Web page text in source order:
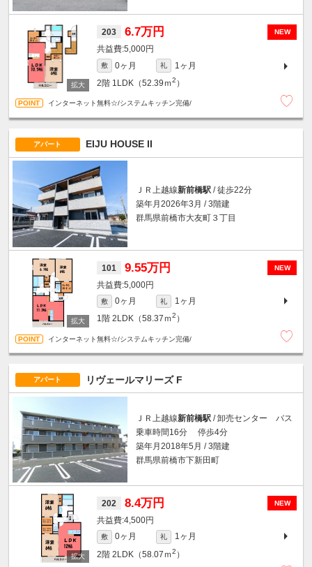
NEW
203 6.7万円
5,000円
敷 0ヶ月 礼
1ヶ月
2階 1LDK（52.39ｍ2 ）
インターネット無料☆/システムキッチン完備/
アパート EIJU HOUSE II
ＪＲ上越線新前橋駅 / 徒歩22分
築年月2026年3月 / 3階建
群馬県前橋市大友町３丁目
NEW
101 9.55万円
5,000円
敷 0ヶ月 礼
1ヶ月
1階 2LDK（58.37ｍ2 ）
インターネット無料☆/システムキッチン完備/
アパート リヴェールマリーズ F
ＪＲ上越線新前橋駅 / 卸売センター バス
乗車時間16分 停歩4分
築年月2018年5月 / 3階建
群馬県前橋市下新田町
NEW
202 8.4万円
4,500円
敷 0ヶ月 礼
1ヶ月
2階 2LDK（58.07ｍ2 ）